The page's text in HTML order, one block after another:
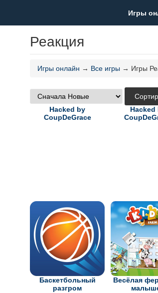
Игры
Реакция
Игры онлайн → Все игры → Игры
Hacked by
CoupDeGrace
Hacked
Баскетбольный
разгром
Весёлая